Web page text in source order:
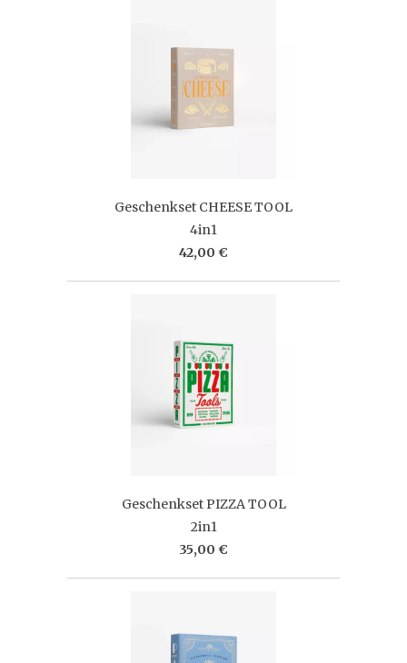
Geschenkset CHEESE TOOL
4in1
42,00 €
Geschenkset PIZZA TOOL
2in1
35,00 €